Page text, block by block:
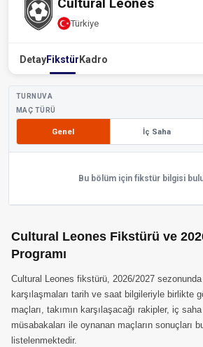
Türkiye
DetayFikstür Kadro
TURNUVA
MAÇ TÜRÜ
Genel İç Saha
Bu bölüm için fikstür bilgisi
Cultural Leones Fikstürü ve
Programı
Cultural Leones fikstürü, 2026/2027
karşılaşmaları tarih ve saat bilgileriyle birlikte
maçları, takımın karşılaşacağı rakipler, iç
müsabakaları ile oynanan maçların sonuçları
listelenmektedir.